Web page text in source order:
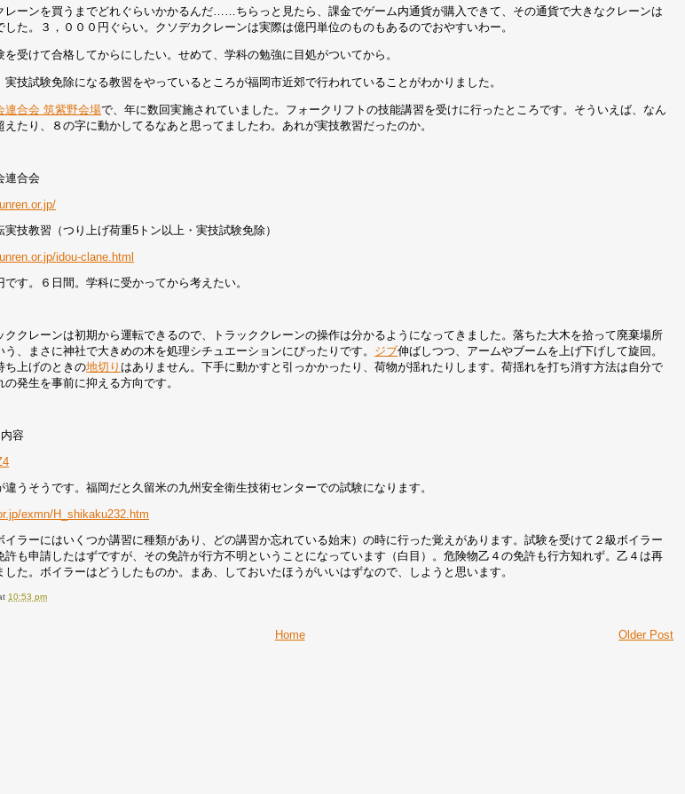
レーンを買うまでどれぐらいかかるんだ……ちらっと見たら、課金でゲーム内通貨が購入できて、その通貨で大きなクレーンは
た。３，０００円ぐらい。クソデカクレーンは実際は億円単位のものもあるのでおやすいわー。
を受けて合格してからにしたい。せめて、学科の勉強に目処がついてから。
技試験免除になる教習をやっているところが福岡市近郊で行われていることがわかりました。
連合会 筑紫野会場で、年に数回実施されていました。フォークリフトの技能講習を受けに行ったところです。そういえば、なん
たり、８の字に動かしてるなあと思ってましたわ。あれが実技教習だったのか。
連合会
技教習（つり上げ荷重5トン以上・実技試験免除）
idou-clane.html
す。６日間。学科に受かってから考えたい。
ククレーンは初期から運転できるので、トラッククレーンの操作は分かるようになってきました。落ちた大木を拾って廃棄場所
う、まさに神社で大きめの木を処理シチュエーションにぴったりです。 ジブ伸ばしつつ、アームやブームを上げ下げして旋回。
ち上げのときの地切り はありません。下手に動かすと引っかかったり、荷物が揺れたりします。荷揺れを打ち消す方法は自分で
発生を事前に抑える方向です。
容
うそうです。福岡だと久留米の九州安全衛生技術センターでの試験になります。
exmn/H_shikaku232.htm
イラーにはいくつか講習に種類があり、どの講習か忘れている始末）の時に行った覚えがあります。試験を受けて２級ボイラー
許も申請したはずですが、その免許が行方不明ということになっています（白目）。危険物乙４の免許も行方知れず。乙４は再
た。ボイラーはどうしたものか。まあ、しておいたほうがいいはずなので、しようと思います。
10:53 pm
Older Post
Home